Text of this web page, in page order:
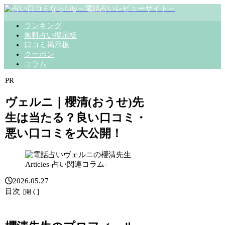
ランキング
無料占い掲示板
口コミ掲示板
クーポン
コラム
PR
ヴェルニ｜櫻清(おうせ)先
生は当たる？良い口コミ・
悪い口コミを大公開！
Articles-占い関連コラム-
2026.05.27
目次